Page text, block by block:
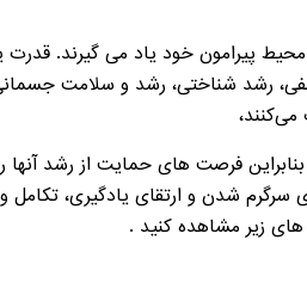
پیرامون خود یاد می گیرند. قدرت
رشد شناختی، رشد و سلامت
می‌کنند،
فرصت های حمایت از رشد آنها
سرگرم شدن و ارتقای یادگیری،